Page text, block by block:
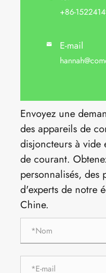
+86-
 E-mail
Envoyez une
des appareils de
disjoncteurs à vide
de courant.
personnalisés, des
d'experts de notre
Chine.